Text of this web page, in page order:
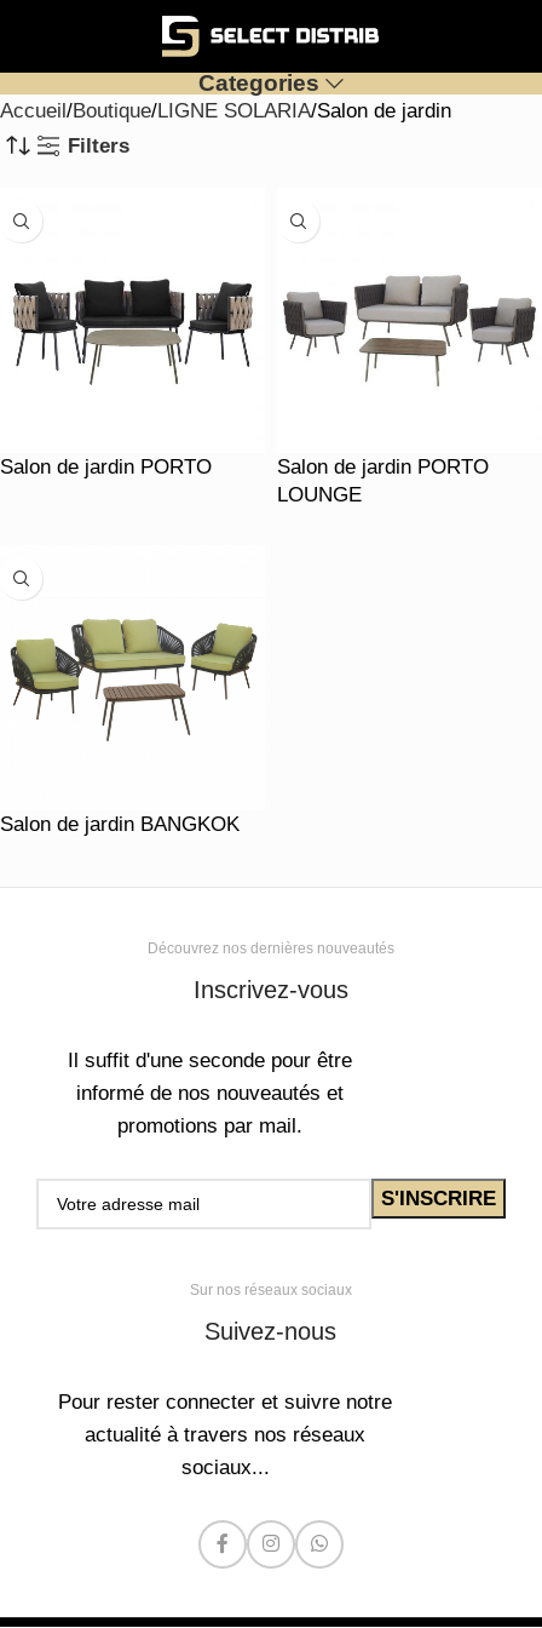
Categories
Accueil Boutique LIGNE SOLARIA Salon de jardin
Filters
Salon de jardin PORTO
Salon de jardin PORTO
LOUNGE
Salon de jardin BANGKOK
Découvrez nos dernières nouveautés
Inscrivez-vous
Il suffit d'une seconde pour être
informé de nos nouveautés et
promotions par mail.
Sur nos réseaux sociaux
Suivez-nous
Pour rester connecter et suivre notre
actualité à travers nos réseaux
sociaux...